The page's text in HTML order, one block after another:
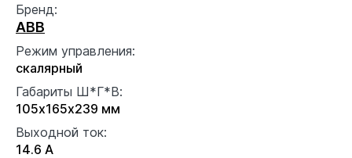
Бренд:
ABB
Режим управления:
скалярный
Габариты Ш*Г*В:
105x165x239 мм
Выходной ток:
14.6 А